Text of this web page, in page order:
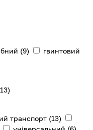
(9)
гвинтовий
транспорт (13)